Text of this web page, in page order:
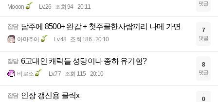
Mooon Lv.26 조회 94 20:11 댓글
잡담 담주에 8500+ 완갑 + 첫주클한사람끼리 나메 가면
아마추어 Lv.48 조회 186 20:10
7
댓글
잡담 6고대인 캐릭들 성당이나 종하 유기함?
비로소 Lv.77 조회 115 20:10
8
댓글
잡담 인장 갱신용 클릭x 0